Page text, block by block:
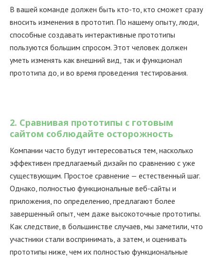
В вашей команде должен быть кто-то, кто сможет сразу
вносить изменения в прототип. По нашему опыту, люди,
способные создавать интерактивные прототипы
пользуются большим спросом. Этот человек должен
уметь изменять как внешний вид, так и функционал
прототипа до, и во время проведения тестирования.
2. Сравнивая прототипы с готовым
сайтом соблюдайте осторожность
Компании часто будут интересоваться тем, насколько
эффективен предлагаемый дизайн по сравнению с уже
существующим. Простое сравнение — естественный шаг.
Однако, полностью функциональные веб-сайты и
приложения, по определению, предлагают более
завершенный опыт, чем даже высокоточные прототипы.
Как следствие, в большинстве случаев, мы заметили, что
участники стали воспринимать, а затем, и оценивать
прототипы ниже, чем их полностью функциональные